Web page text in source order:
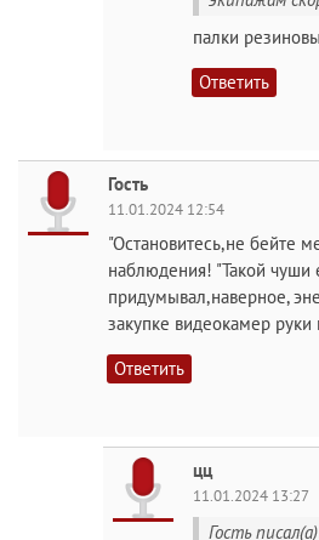
палки
Ответить
Гость
11.01.2024 12:54
"Остановитесь,не бейте
наблюдения! "Такой чуши
придумывал,наверное,
закупке видеокамер руки
Ответить
цц
11.01.2024 13:27
Гость